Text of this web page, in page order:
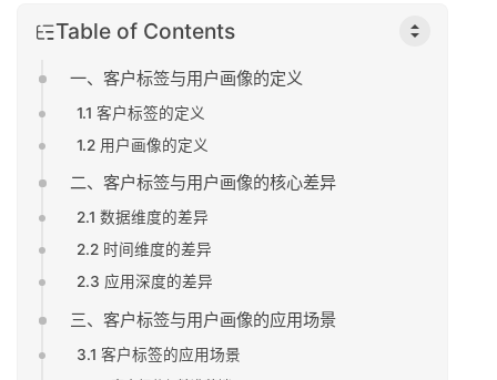
Table of Contents
一、客户标签与用户画像的定义
1.1 客户标签的定义
1.2 用户画像的定义
二、客户标签与用户画像的核心差异
2.1 数据维度的差异
2.2 时间维度的差异
2.3 应用深度的差异
三、客户标签与用户画像的应用场景
3.1 客户标签的应用场景